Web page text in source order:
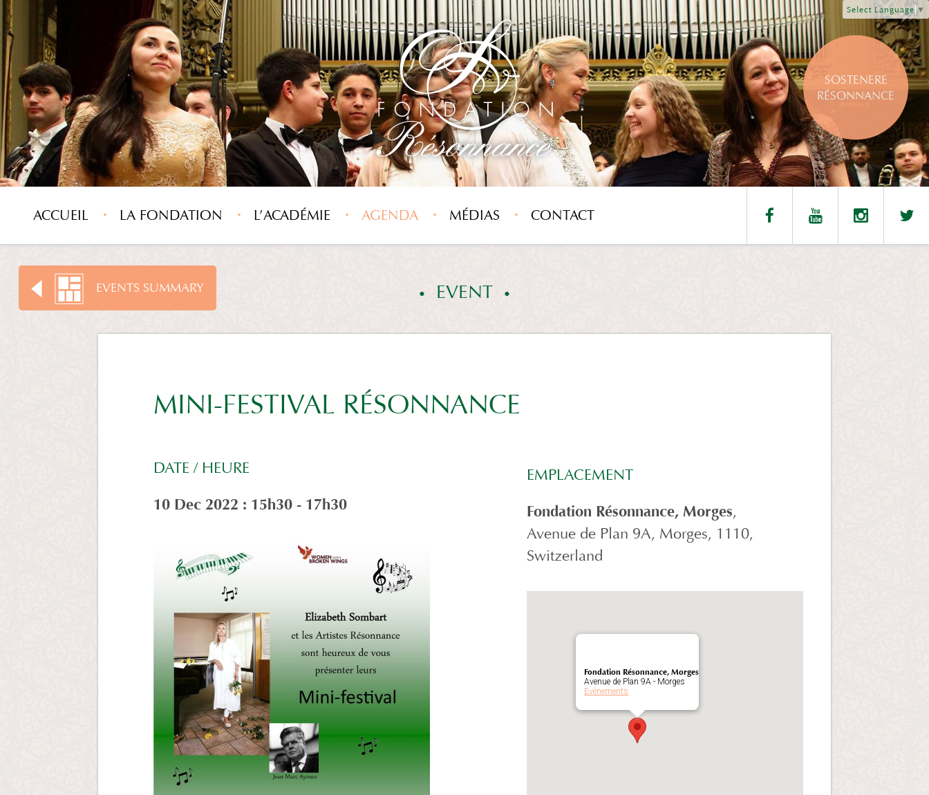
Select Language ▼
SOSTENERE
RÉSONNANCE
ACCUEIL LA FONDATION L’ACADÉMIE AGENDA MÉDIAS CONTACT
EVENT
EVENTS SUMMARY
MINI-FESTIVAL RÉSONNANCE
EMPLACEMENT
Fondation Résonnance, Morges,
Avenue de Plan 9A, Morges, 1110,
Switzerland
Fondation Résonnance, Morges
Avenue de Plan 9A - Morges
Événements
DATE / HEURE
10 Dec 2022 : 15h30 - 17h30